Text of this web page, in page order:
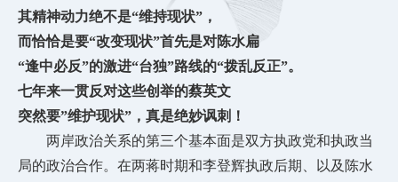
其精神动力绝不是“维持现状”，
而恰恰是要“改变现状”首先是对陈水扁
“逢中必反”的激进“台独”路线的“拨乱反正”。
七年来一贯反对这些创举的蔡英文
突然要”维护现状”，真是绝妙讽刺！
两岸政治关系的第三个基本面是双方执政党和执政当
局的政治合作。在两蒋时期和李登辉执政后期、以及陈水